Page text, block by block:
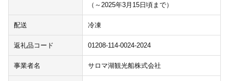
（～2025年3月15日頃まで）
配送 冷凍
返礼品コード 01208-114-0024-2024
事業者名 サロマ湖観光船株式会社